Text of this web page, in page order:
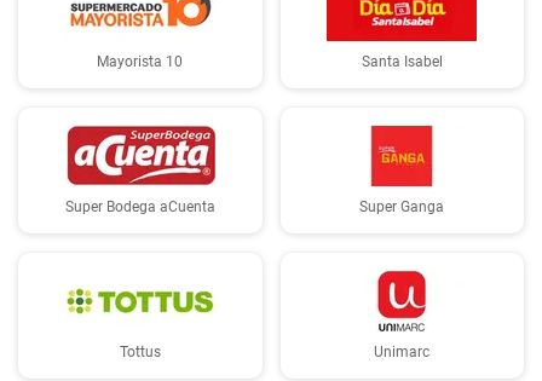
Mayorista 10 Santa Isabel
Super Bodega aCuenta Super Ganga
Tottus Unimarc